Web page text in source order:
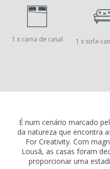
1 x cama de casal 1 x sofa-
É num cenário marcado
da natureza que encontra
For Creativity. Com
Lousã, as casas foram
proporcionar uma